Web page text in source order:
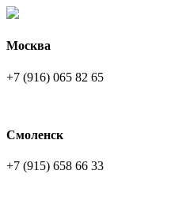
Москва
+7 (916) 065 82 65
Смоленск
+7 (915) 658 66 33